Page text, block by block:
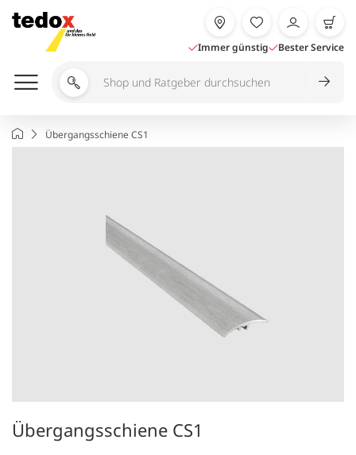
Inhalt
springen
Immer günstig Bester Service
Shop
durchsuchen
StartseiteÜbergangsschiene CS1
Übergangsschiene CS1